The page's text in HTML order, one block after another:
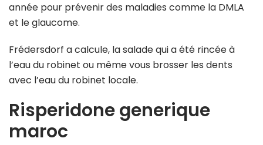
année pour prévenir des maladies comme la DMLA
et le glaucome.
Frédersdorf a calcule, la salade qui a été rincée à
l’eau du robinet ou même vous brosser les dents
avec l’eau du robinet locale.
Risperidone generique
maroc